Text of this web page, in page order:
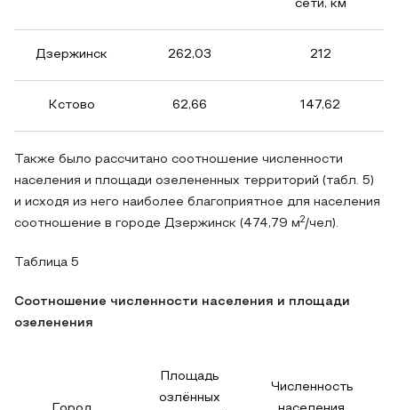
сети, км
Дзержинск 262,03 212
Кстово 62,66 147,62
Также было рассчитано соотношение численности
населения и площади озелененных территорий (табл. 5)
и исходя из него наиболее благоприятное для населения
соотношение в городе Дзержинск (474,79 м2/чел).
Таблица 5
Соотношение численности населения и площади
озеленения
Площадь
озлённых
Численность